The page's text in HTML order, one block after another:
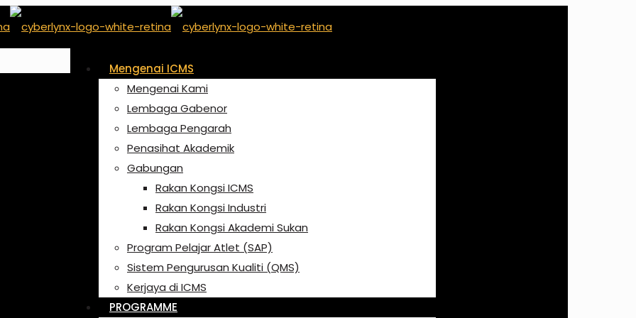
Mengenai ICMS
Mengenai Kami
Lembaga Gabenor
Lembaga Pengarah
Penasihat Akademik
Gabungan
Rakan Kongsi ICMS
Rakan Kongsi Industri
Rakan Kongsi Akademi Sukan
Program Pelajar Atlet (SAP)
Sistem Pengurusan Kualiti (QMS)
Kerjaya di ICMS
PROGRAMME